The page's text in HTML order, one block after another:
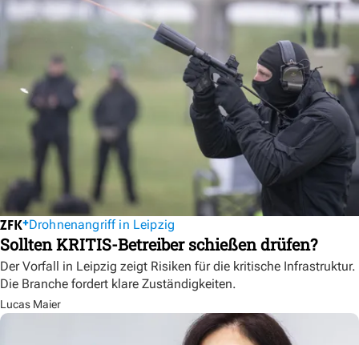
Drohnenangriff in Leipzig
Sollten KRITIS-Betreiber schießen drüfen?
Der Vorfall in Leipzig zeigt Risiken für die kritische Infrastruktur.
Die Branche fordert klare Zuständigkeiten.
Lucas Maier